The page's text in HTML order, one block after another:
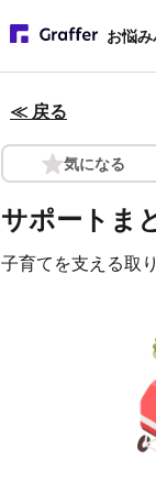
お悩
≪ 戻る
気になる
サポートま
子育てを支える取